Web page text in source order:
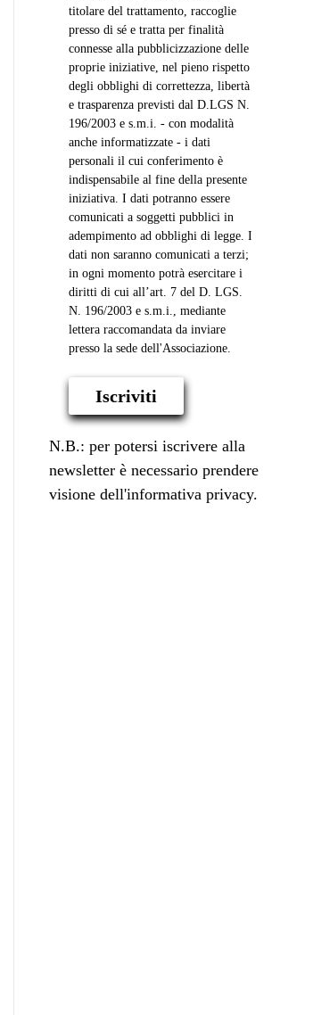
titolare del trattamento, raccoglie
presso di sé e tratta per finalità
connesse alla pubblicizzazione delle
proprie iniziative, nel pieno rispetto
degli obblighi di correttezza, libertà
e trasparenza previsti dal D.LGS N.
196/2003 e s.m.i. - con modalità
anche informatizzate - i dati
personali il cui conferimento è
indispensabile al fine della presente
iniziativa. I dati potranno essere
comunicati a soggetti pubblici in
adempimento ad obblighi di legge. I
dati non saranno comunicati a terzi;
in ogni momento potrà esercitare i
diritti di cui all’art. 7 del D. LGS.
N. 196/2003 e s.m.i., mediante
lettera raccomandata da inviare
presso la sede dell'Associazione.
Iscriviti
N.B.: per potersi iscrivere alla
newsletter è necessario prendere
visione dell'informativa privacy.